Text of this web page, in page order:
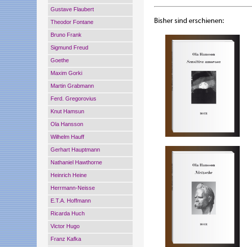
Gustave Flaubert
Theodor Fontane
Bruno Frank
Sigmund Freud
Goethe
Maxim Gorki
Martin Grabmann
Ferd. Gregorovius
Knut Hamsun
Ola Hansson
Wilhelm Hauff
Gerhart Hauptmann
Nathaniel Hawthorne
Heinrich Heine
Herrmann-Neisse
E.T.A. Hoffmann
Ricarda Huch
Victor Hugo
Franz Kafka
Bisher sind erschienen: